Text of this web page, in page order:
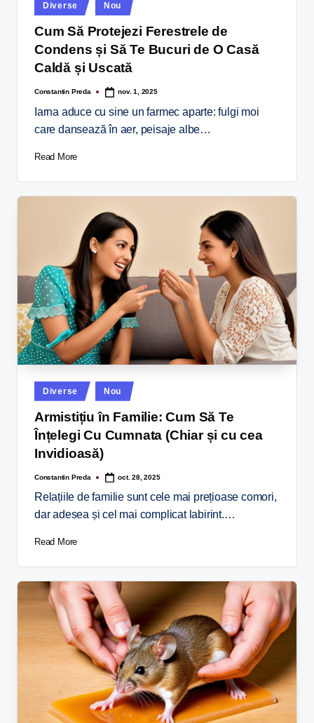
Diverse Nou
Cum Să Protejezi Ferestrele de
Condens și Să Te Bucuri de O Casă
Caldă și Uscată
Constantin Preda nov. 1, 2025
Iarna aduce cu sine un farmec aparte: fulgi moi
care dansează în aer, peisaje albe…
Read More
Diverse Nou
Armistițiu în Familie: Cum Să Te
Înțelegi Cu Cumnata (Chiar și cu cea
Invidioasă)
Constantin Preda oct. 28, 2025
Relațiile de familie sunt cele mai prețioase comori,
dar adesea și cel mai complicat labirint.…
Read More